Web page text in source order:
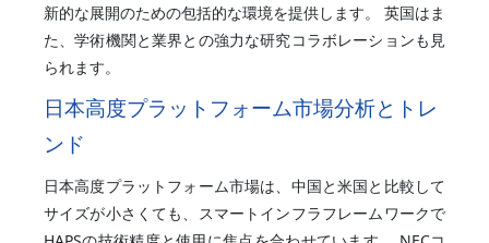
新的な展開のための包括的な環境を提供します。 英国はま
た、学術機関と業界との強力な研究コラボレーションも見
られます。
日本高度プラットフォーム市場分析とトレ
ンド
日本高度プラットフォーム市場は、中国と米国と比較して
サイズが小さくても、スマートインフラフレームワークで